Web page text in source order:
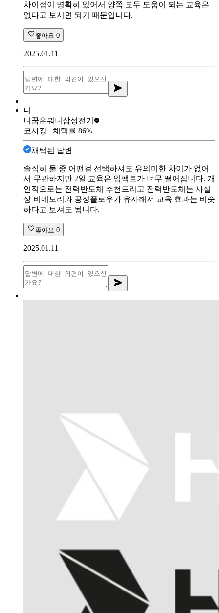
차이점이 명확히 있어서 양쪽 모두 도움이 되는 교육은
없다고 보시면 되기 때문입니다.
좋아요 0
2025.01.11
니
니꿈은뭐니 삼성전기
코사장 ∙ 채택률 86%
채택된 답변
솔직히 둘 중 어떤걸 선택하셔도 유의미한 차이가 없어
서 무관하지만 2일 교육은 임팩트가 너무 떨어집니다. 개
인적으로는 전력반도체 추천드리고 전력반도체는 사실
상 비메모리와 공정플로우가 유사해서 교육 효과는 비슷
하다고 보셔도 됩니다.
좋아요 0
2025.01.11